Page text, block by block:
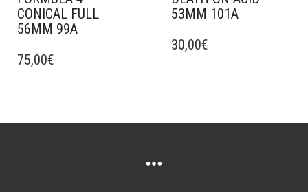
CONICAL FULL
56MM 99A
75,00€
53MM 101A
30,00€